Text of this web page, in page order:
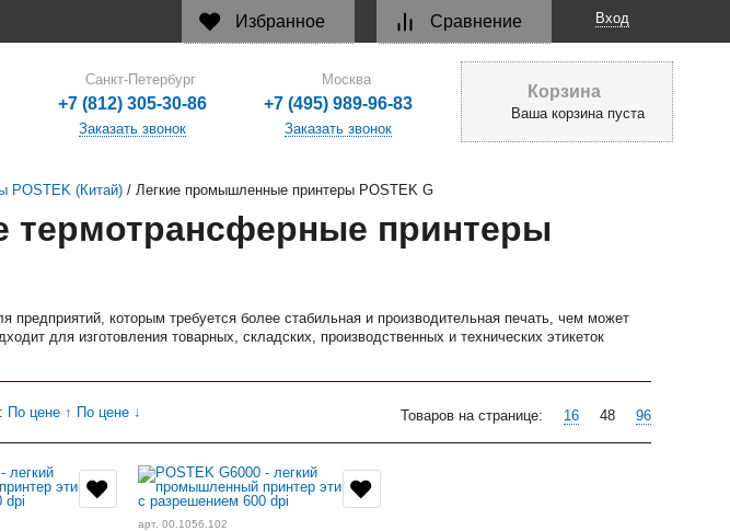
Вход
Сравнение
Избранное
Корзина
Ваша корзина пуста
Москва
+7 (495) 989-96-83
Заказать звонок
Санкт-Петербург
+7 (812) 305-30-86
Заказать звонок
POSTEK (Китай) / Легкие промышленные принтеры POSTEK G
принтеры
которым требуется более стабильная и производительная печать, чем может
для изготовления товарных, складских, производственных и технических этикеток
По цене ↑ По цене ↓ Товаров на странице: 16 48 96
арт. 00.1056.102